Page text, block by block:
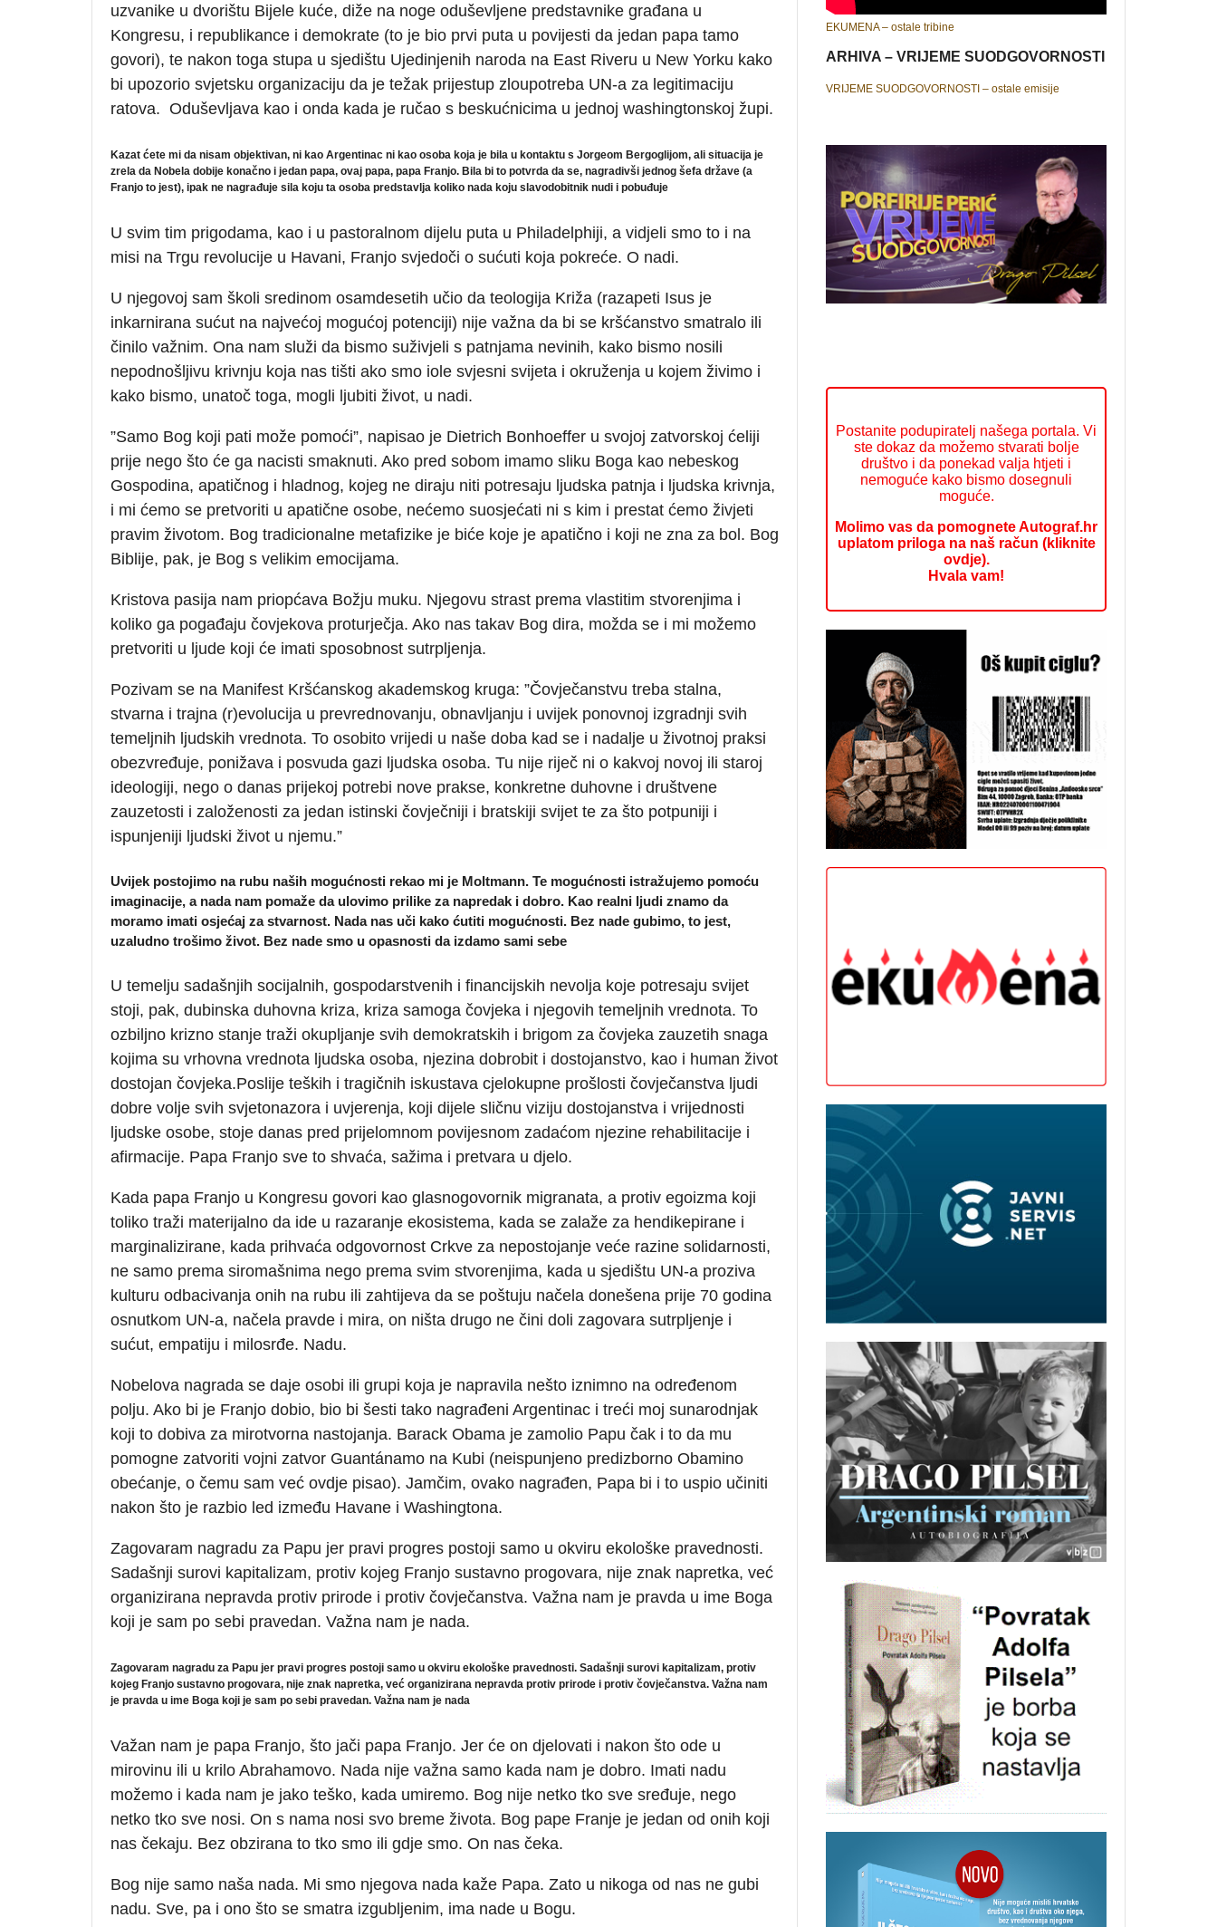
uzvanike u dvorištu Bijele kuće, diže na noge oduševljene predstavnike građana u
Kongresu, i republikance i demokrate (to je bio prvi puta u povijesti da jedan papa tamo
govori), te nakon toga stupa u sjedištu Ujedinjenih naroda na East Riveru u New Yorku kako
bi upozorio svjetsku organizaciju da je težak prijestup zloupotreba UN-a za legitimaciju
ratova. Oduševljava kao i onda kada je ručao s beskućnicima u jednoj washingtonskoj župi.
Kazat ćete mi da nisam objektivan, ni kao Argentinac ni kao osoba koja je bila u kontaktu s Jorgeom Bergoglijom, ali situacija je
zrela da Nobela dobije konačno i jedan papa, ovaj papa, papa Franjo. Bila bi to potvrda da se, nagradivši jednog šefa države (a
Franjo to jest), ipak ne nagrađuje sila koju ta osoba predstavlja koliko nada koju slavodobitnik nudi i pobuđuje
U svim tim prigodama, kao i u pastoralnom dijelu puta u Philadelphiji, a vidjeli smo to i na
misi na Trgu revolucije u Havani, Franjo svjedoči o sućuti koja pokreće. O nadi.
U njegovoj sam školi sredinom osamdesetih učio da teologija Križa (razapeti Isus je
inkarnirana sućut na najvećoj mogućoj potenciji) nije važna da bi se kršćanstvo smatralo ili
činilo važnim. Ona nam služi da bismo suživjeli s patnjama nevinih, kako bismo nosili
nepodnošljivu krivnju koja nas tišti ako smo iole svjesni svijeta i okruženja u kojem živimo i
kako bismo, unatoč toga, mogli ljubiti život, u nadi.
”Samo Bog koji pati može pomoći”, napisao je Dietrich Bonhoeffer u svojoj zatvorskoj ćeliji
prije nego što će ga nacisti smaknuti. Ako pred sobom imamo sliku Boga kao nebeskog
Gospodina, apatičnog i hladnog, kojeg ne diraju niti potresaju ljudska patnja i ljudska krivnja,
i mi ćemo se pretvoriti u apatične osobe, nećemo suosjećati ni s kim i prestat ćemo živjeti
pravim životom. Bog tradicionalne metafizike je biće koje je apatično i koji ne zna za bol. Bog
Biblije, pak, je Bog s velikim emocijama.
Kristova pasija nam priopćava Božju muku. Njegovu strast prema vlastitim stvorenjima i
koliko ga pogađaju čovjekova proturječja. Ako nas takav Bog dira, možda se i mi možemo
pretvoriti u ljude koji će imati sposobnost sutrpljenja.
Pozivam se na Manifest Kršćanskog akademskog kruga: ”Čovječanstvu treba stalna,
stvarna i trajna (r)evolucija u prevrednovanju, obnavljanju i uvijek ponovnoj izgradnji svih
temeljnih ljudskih vrednota. To osobito vrijedi u naše doba kad se i nadalje u životnoj praksi
obezvređuje, ponižava i posvuda gazi ljudska osoba. Tu nije riječ ni o kakvoj novoj ili staroj
ideologiji, nego o danas prijekoj potrebi nove prakse, konkretne duhovne i društvene
zauzetosti i založenosti za jedan istinski čovječniji i bratskiji svijet te za što potpuniji i
ispunjeniji ljudski život u njemu.”
Uvijek postojimo na rubu naših mogućnosti rekao mi je Moltmann. Te mogućnosti istražujemo pomoću
imaginacije, a nada nam pomaže da ulovimo prilike za napredak i dobro. Kao realni ljudi znamo da
moramo imati osjećaj za stvarnost. Nada nas uči kako ćutiti mogućnosti. Bez nade gubimo, to jest,
uzaludno trošimo život. Bez nade smo u opasnosti da izdamo sami sebe
U temelju sadašnjih socijalnih, gospodarstvenih i financijskih nevolja koje potresaju svijet
stoji, pak, dubinska duhovna kriza, kriza samoga čovjeka i njegovih temeljnih vrednota. To
ozbiljno krizno stanje traži okupljanje svih demokratskih i brigom za čovjeka zauzetih snaga
kojima su vrhovna vrednota ljudska osoba, njezina dobrobit i dostojanstvo, kao i human život
dostojan čovjeka.Poslije teških i tragičnih iskustava cjelokupne prošlosti čovječanstva ljudi
dobre volje svih svjetonazora i uvjerenja, koji dijele sličnu viziju dostojanstva i vrijednosti
ljudske osobe, stoje danas pred prijelomnom povijesnom zadaćom njezine rehabilitacije i
afirmacije. Papa Franjo sve to shvaća, sažima i pretvara u djelo.
Kada papa Franjo u Kongresu govori kao glasnogovornik migranata, a protiv egoizma koji
toliko traži materijalno da ide u razaranje ekosistema, kada se zalaže za hendikepirane i
marginalizirane, kada prihvaća odgovornost Crkve za nepostojanje veće razine solidarnosti,
ne samo prema siromašnima nego prema svim stvorenjima, kada u sjedištu UN-a proziva
kulturu odbacivanja onih na rubu ili zahtijeva da se poštuju načela donešena prije 70 godina
osnutkom UN-a, načela pravde i mira, on ništa drugo ne čini doli zagovara sutrpljenje i
sućut, empatiju i milosrđe. Nadu.
Nobelova nagrada se daje osobi ili grupi koja je napravila nešto iznimno na određenom
polju. Ako bi je Franjo dobio, bio bi šesti tako nagrađeni Argentinac i treći moj sunarodnjak
koji to dobiva za mirotvorna nastojanja. Barack Obama je zamolio Papu čak i to da mu
pomogne zatvoriti vojni zatvor Guantánamo na Kubi (neispunjeno predizborno Obamino
obećanje, o čemu sam već ovdje pisao). Jamčim, ovako nagrađen, Papa bi i to uspio učiniti
nakon što je razbio led između Havane i Washingtona.
Zagovaram nagradu za Papu jer pravi progres postoji samo u okviru ekološke pravednosti.
Sadašnji surovi kapitalizam, protiv kojeg Franjo sustavno progovara, nije znak napretka, već
organizirana nepravda protiv prirode i protiv čovječanstva. Važna nam je pravda u ime Boga
koji je sam po sebi pravedan. Važna nam je nada.
Zagovaram nagradu za Papu jer pravi progres postoji samo u okviru ekološke pravednosti. Sadašnji surovi kapitalizam, protiv
kojeg Franjo sustavno progovara, nije znak napretka, već organizirana nepravda protiv prirode i protiv čovječanstva. Važna nam
je pravda u ime Boga koji je sam po sebi pravedan. Važna nam je nada
Važan nam je papa Franjo, što jači papa Franjo. Jer će on djelovati i nakon što ode u
mirovinu ili u krilo Abrahamovo. Nada nije važna samo kada nam je dobro. Imati nadu
možemo i kada nam je jako teško, kada umiremo. Bog nije netko tko sve sređuje, nego
netko tko sve nosi. On s nama nosi svo breme života. Bog pape Franje je jedan od onih koji
nas čekaju. Bez obzirana to tko smo ili gdje smo. On nas čeka.
Bog nije samo naša nada. Mi smo njegova nada kaže Papa. Zato u nikoga od nas ne gubi
nadu. Sve, pa i ono što se smatra izgubljenim, ima nade u Bogu.
EKUMENA – ostale tribine
ARHIVA – VRIJEME SUODGOVORNOSTI
VRIJEME SUODGOVORNOSTI – ostale emisije
Postanite podupiratelj našega portala. Vi
ste dokaz da možemo stvarati bolje
društvo i da ponekad valja htjeti i
nemoguće kako bismo dosegnuli
moguće.
Molimo vas da pomognete Autograf.hr
uplatom priloga na naš račun (kliknite
ovdje).
Hvala vam!